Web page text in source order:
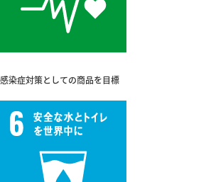
感染症対策としての商品を目標